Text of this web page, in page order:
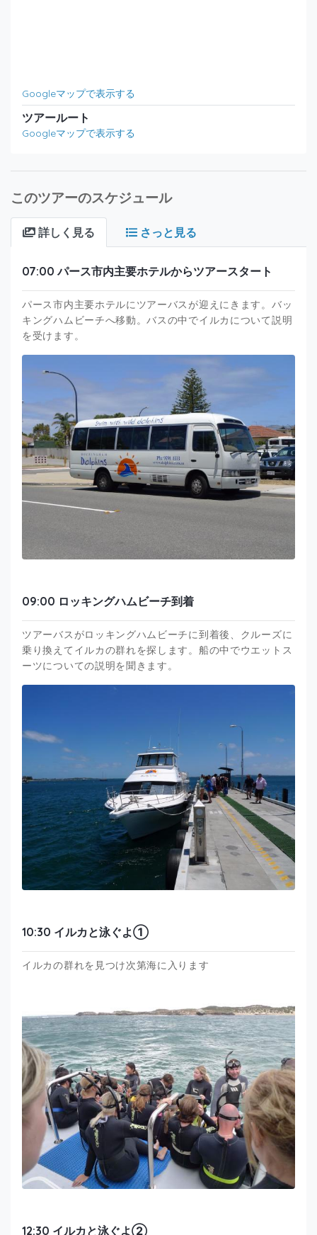
Googleマップで表示する
ツアールート
Googleマップで表示する
このツアーのスケジュール
詳しく見る さっと見る
07:00 パース市内主要ホテルからツアースタート
パース市内主要ホテルにツアーバスが迎えにきます。バッ
キングハムビーチへ移動。バスの中でイルカについて説明
を受けます。
09:00 ロッキングハムビーチ到着
ツアーバスがロッキングハムビーチに到着後、クルーズに
乗り換えてイルカの群れを探します。船の中でウエットス
ーツについての説明を聞きます。
10:30 イルカと泳ぐよ①
イルカの群れを見つけ次第海に入ります
12:30 イルカと泳ぐよ②